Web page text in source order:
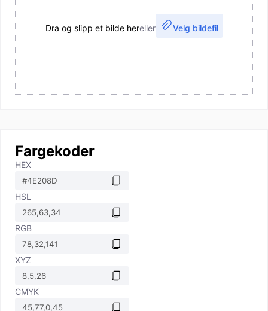
Dra og slipp et bilde hereller Velg bildefil
Fargekoder
HEX
HSL
RGB
XYZ
CMYK